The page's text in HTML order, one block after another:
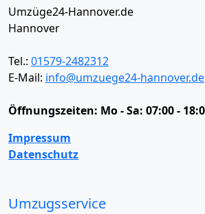
Umzüge24-Hannover.de
Hannover
Tel.: 01579-2482312
E-Mail: info@umzuege24-hannover.de
Öffnungszeiten: Mo - Sa: 07:00 -
Impressum
Datenschutz
Umzugsservice